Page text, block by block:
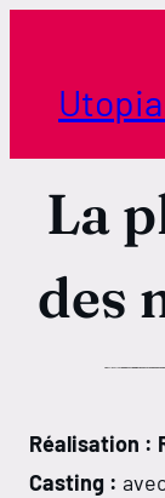
contenu
La
des
Réalisation :
Casting :